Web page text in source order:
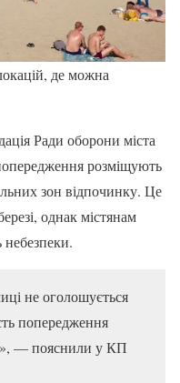
де можна
Ради оборони міста
розміщують
зон відпочинку. Це
однак містянам
не оголошується
попередження
— пояснили у КП